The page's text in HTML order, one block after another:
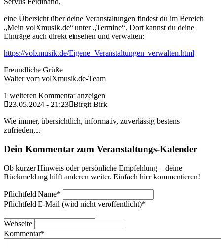
Servus Ferdinand,
eine Übersicht über deine Veranstaltungen findest du im Bereich
„Mein volXmusik.de“ unter „Termine“. Dort kannst du deine
Einträge auch direkt einsehen und verwalten:
https://volxmusik.de/Eigene_Veranstaltungen_verwalten.html
Freundliche Grüße
Walter vom volXmusik.de-Team
1 weiteren Kommentar anzeigen
23.05.2024 - 21:23 Birgit Birk
Wie immer, übersichtlich, informativ, zuverlässig bestens
zufrieden,...
Dein Kommentar zum Veranstaltungs-Kalender
Ob kurzer Hinweis oder persönliche Empfehlung – deine
Rückmeldung hilft anderen weiter. Einfach hier kommentieren!
Pflichtfeld Name*
Pflichtfeld E-Mail (wird nicht veröffentlicht)*
Webseite
Kommentar*